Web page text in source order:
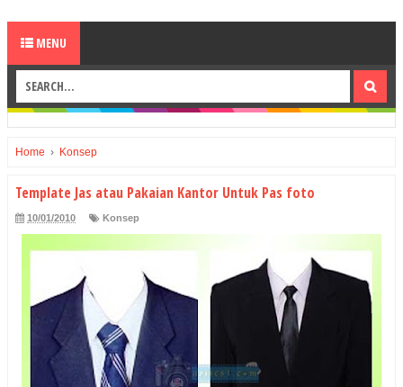
MENU
Home › Konsep
Template Jas atau Pakaian Kantor Untuk Pas foto
10/01/2010 Konsep